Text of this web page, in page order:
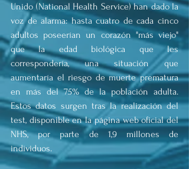
Unido (National Health Service) han dado la
voz de alarma: hasta cuatro de cada cinco
adultos poseerían un corazón "más viejo"
que la edad biológica que les
correspondería, una situación que
aumentaría el riesgo de muerte prematura
en más del 75% de la población adulta.
Estos datos surgen tras la realización del
test, disponible en la página web oficial del
NHS, por parte de 1,9 millones de
individuos.